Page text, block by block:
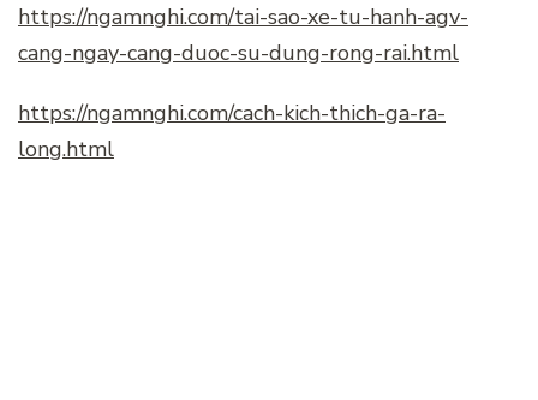
https://ngamnghi.com/tai-sao-xe-tu-hanh-agv-
cang-ngay-cang-duoc-su-dung-rong-rai.html
https://ngamnghi.com/cach-kich-thich-ga-ra-
long.html